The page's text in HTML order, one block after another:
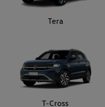
Tera
T-Cross